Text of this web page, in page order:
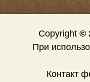
Copyright ©
При
Контакт